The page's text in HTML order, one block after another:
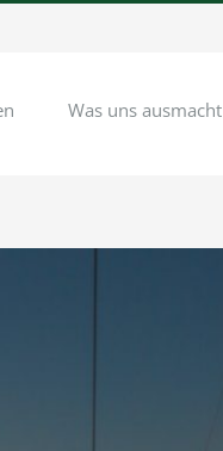
Was uns ausmacht